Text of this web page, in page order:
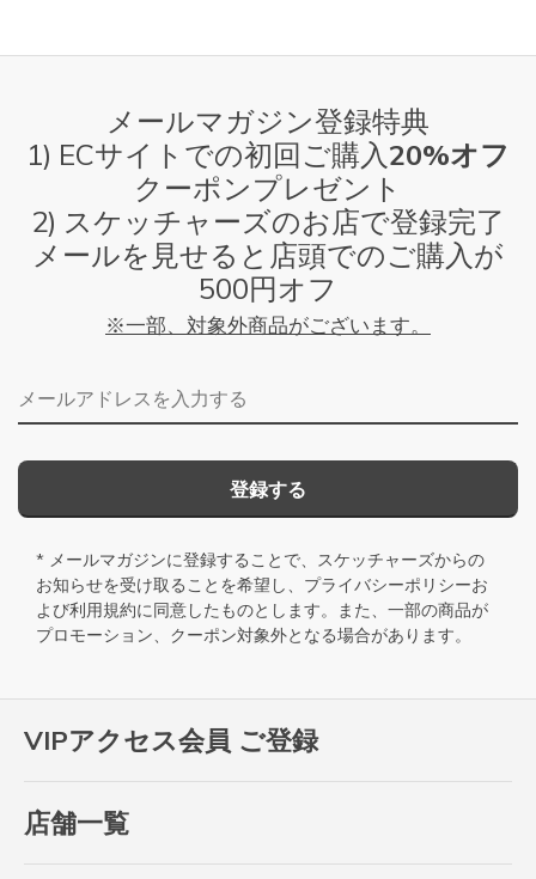
VIPアクセス会員 ご登録
店舗一覧
メールマガジン登録特典
1) ECサイトでの初回ご購入 20%オフ
クーポンプレゼント
2) スケッチャーズのお店で登録完了
メールを見せると店頭でのご購入が
500円オフ
※一部、対象外商品がございます。
メールアドレス
登録する
* メールマガジンに登録することで、スケッチャーズからの
お知らせを受け取ることを希望し、 プライバシーポリシーお
よび利用規約に同意したものとします。また、一部の商品が
プロモーション、クーポン対象外となる場合があります。